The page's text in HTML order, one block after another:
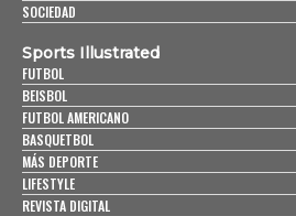
SOCIEDAD
Sports Illustrated
FUTBOL
BEISBOL
FUTBOL AMERICANO
BASQUETBOL
MÁS DEPORTE
LIFESTYLE
REVISTA DIGITAL